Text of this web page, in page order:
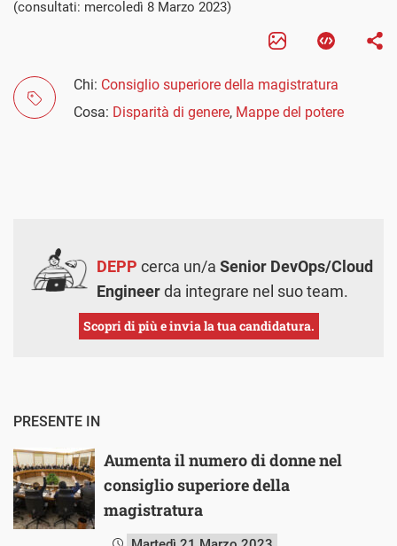
(consultati: mercoledì 8 Marzo 2023)
Chi: Consiglio superiore della magistratura
Cosa: Disparità di genere, Mappe del potere
DEPP cerca un/a Senior DevOps/Cloud
Engineerda integrare nel suo team.
Scopri di più e invia la tua candidatura.
PRESENTE IN
Aumenta il numero di donne nel
consiglio superiore della
magistratura